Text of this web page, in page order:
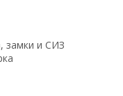
замки и СИЗ